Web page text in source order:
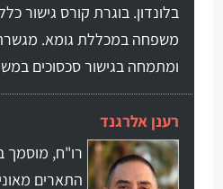
בלונדון. בוגרת קורס גישור
ומתמחה בגישור סכסוכים
רענן אלרגנד
רו"ח, מוסמך
התארים